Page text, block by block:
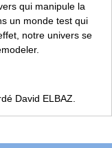
qui manipule la
un monde test qui
notre univers se
David ELBAZ.